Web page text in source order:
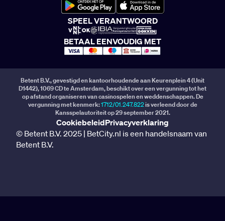
SPEEL VERANTWOORD
BETAAL EENVOUDIG MET
Betent B.V., gevestigd en kantoorhoudende aan Keurenplein 4 (Unit
D1442), 1069 CD te Amsterdam, beschikt over een vergunning tot het
op afstand organiseren van casinospelen en weddenschappen. De
vergunning met kenmerk:1712/01.247.822is verleend door de
Kansspelautoriteit op 29 september 2021.
CookiebeleidPrivacyverklaring
© Betent B.V. 2025 | BetCity.nl is een handelsnaam van
Betent B.V.